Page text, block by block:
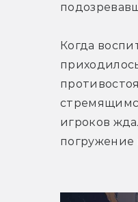
Когда
игроков
погружение